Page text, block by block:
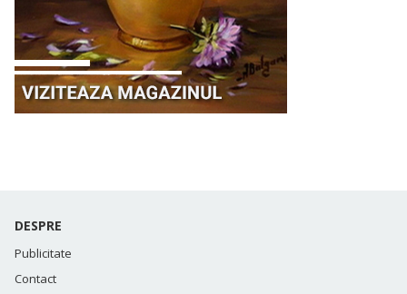
DESPRE
Publicitate
Contact